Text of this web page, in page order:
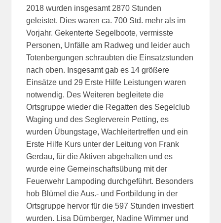
2018 wurden insgesamt 2870 Stunden
geleistet. Dies waren ca. 700 Std. mehr als im
Vorjahr. Gekenterte Segelboote, vermisste
Personen, Unfälle am Radweg und leider auch
Totenbergungen schraubten die Einsatzstunden
nach oben. Insgesamt gab es 14 größere
Einsätze und 29 Erste Hilfe Leistungen waren
notwendig. Des Weiteren begleitete die
Ortsgruppe wieder die Regatten des Segelclub
Waging und des Seglerverein Petting, es
wurden Übungstage, Wachleitertreffen und ein
Erste Hilfe Kurs unter der Leitung von Frank
Gerdau, für die Aktiven abgehalten und es
wurde eine Gemeinschaftsübung mit der
Feuerwehr Lampoding durchgeführt. Besonders
hob Blümel die Aus.- und Fortbildung in der
Ortsgruppe hervor für die 597 Stunden investiert
wurden. Lisa Dürnberger, Nadine Wimmer und